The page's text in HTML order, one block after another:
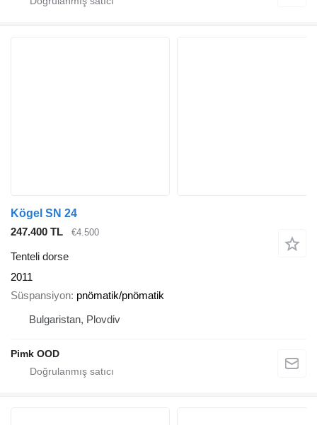
Kögel SN 24
247.400 TL
€4.500
Tenteli dorse
2011
Süspansiyon pnömatik/pnömatik
Bulgaristan, Plovdiv
Pimk OOD